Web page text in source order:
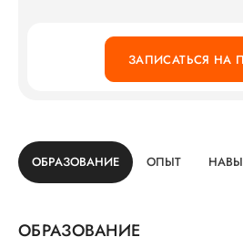
ЗАПИСАТЬСЯ НА
ОБРАЗОВАНИЕ ОПЫТ
ОБРАЗОВАНИЕ